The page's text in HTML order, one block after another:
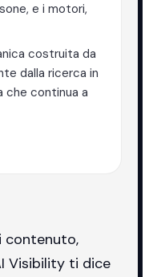
e i motori,
costruita da
dalla ricerca in
che continua a
contenuto,
Visibility ti dice